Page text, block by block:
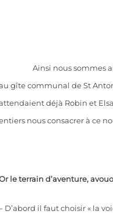
Ainsi nous sommes
gîte communal de St
déjà Robin et
nous consacrer à ce
le terrain d’aventure,
D’abord il faut choisir « la